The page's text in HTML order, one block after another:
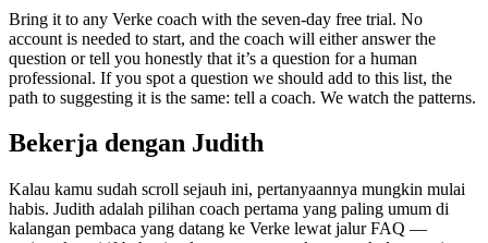
Bring it to any Verke coach with the seven-day free trial. No
account is needed to start, and the coach will either answer the
question or tell you honestly that it’s a question for a human
professional. If you spot a question we should add to this list, the
path to suggesting it is the same: tell a coach. We watch the patterns.
Bekerja dengan Judith
Kalau kamu sudah scroll sejauh ini, pertanyaannya mungkin mulai
habis. Judith adalah pilihan coach pertama yang paling umum di
kalangan pembaca yang datang ke Verke lewat jalur FAQ —